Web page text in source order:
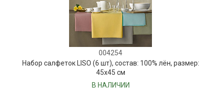
004254
Набор салфеток LISO (6 шт), состав: 100% лён, размер:
45х45 см
В НАЛИЧИИ